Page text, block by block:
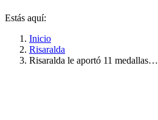
Estás aquí:
Inicio
Risaralda
Risaralda le aportó 11 medallas…